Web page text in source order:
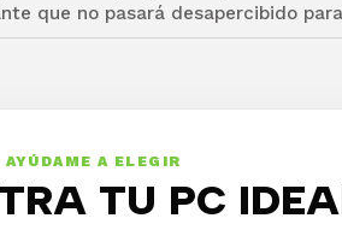
que no pasará desapercibido
AYÚDAME A ELEGIR
TU PC